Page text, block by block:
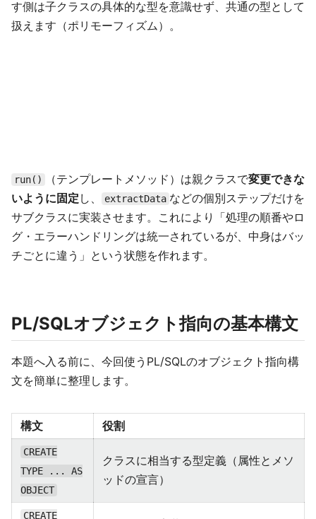
す側は子クラスの具体的な型を意識せず、共通の型として
扱えます（ポリモーフィズム）。
run() （テンプレートメソッド）は親クラスで変更できな
いように固定 し、 extractData などの個別ステップだけを
サブクラスに実装させます。これにより「処理の順番やロ
グ・エラーハンドリングは統一されているが、中身はバッ
チごとに違う」という状態を作れます。
PL/SQLオブジェクト指向の基本構文
本題へ入る前に、今回使うPL/SQLのオブジェクト指向構
文を簡単に整理します。
構文 役割
CREATE
TYPE ... AS
OBJECT
クラスに相当する型定義（属性とメソ
ッドの宣言）
CREATE